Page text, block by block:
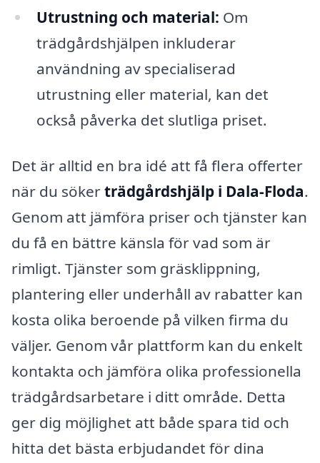
Utrustning och material: Om
trädgårdshjälpen inkluderar
användning av specialiserad
utrustning eller material, kan det
också påverka det slutliga priset.
Det är alltid en bra idé att få flera offerter
när du sökerträdgårdshjälp i Dala-Floda.
Genom att jämföra priser och tjänster kan
du få en bättre känsla för vad som är
rimligt. Tjänster som gräsklippning,
plantering eller underhåll av rabatter kan
kosta olika beroende på vilken firma du
väljer. Genom vår plattform kan du enkelt
kontakta och jämföra olika professionella
trädgårdsarbetare i ditt område. Detta
ger dig möjlighet att både spara tid och
hitta det bästa erbjudandet för dina